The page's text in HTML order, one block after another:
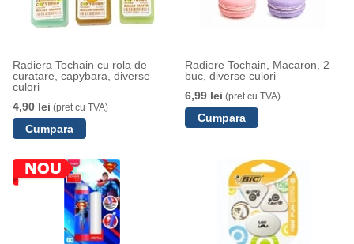
Radiera Tochain cu rola de
curatare, capybara, diverse
culori
4,90 lei (pret cu TVA)
Radiere Tochain, Macaron, 2
buc, diverse culori
6,99 lei (pret cu TVA)